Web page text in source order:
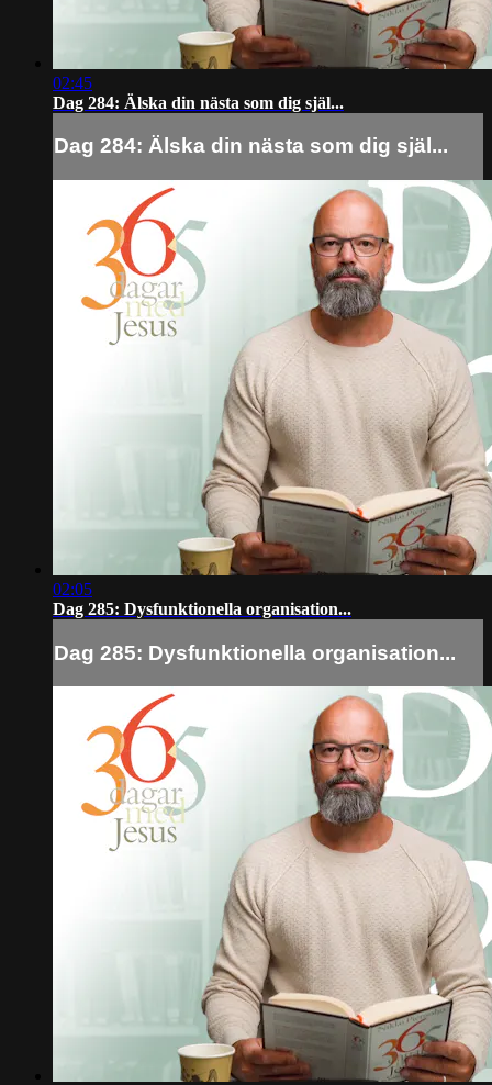
02:45
Dag 284: Älska din nästa som dig själ...
Dag 284: Älska din nästa som dig själ...
02:05
Dag 285: Dysfunktionella organisation...
Dag 285: Dysfunktionella organisation...